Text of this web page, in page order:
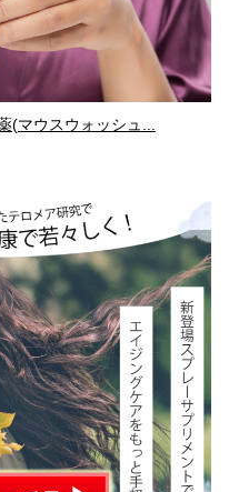
(マウスウォッシュ...